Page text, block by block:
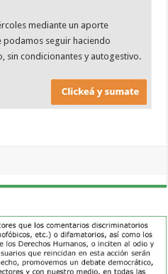
mediante un aporte
podamos seguir haciendo
sin condicionantes y autogestivo.